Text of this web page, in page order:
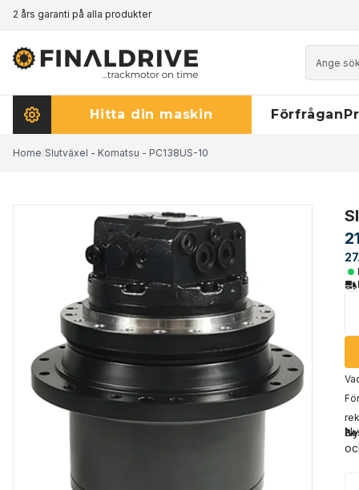
2 års garanti på alla produkterPrismatch - klicka här för att läsa mer
Hitta din maskin Förfrågan
Home/Slutväxel - Komatsu - PC138US-10